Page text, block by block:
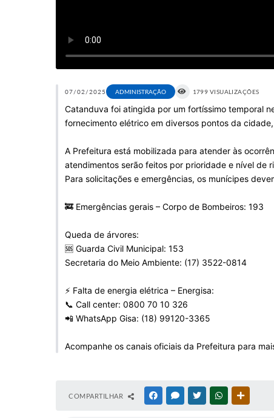
07/02/2025 ADMINISTRAÇÃO 1799 VISUALIZAÇÕES
Catanduva foi atingida por um fortíssimo temporal
fornecimento elétrico em diversos pontos da
A Prefeitura está mobilizada para atender às
atendimentos serão feitos por prioridade e nível de
Para solicitações e emergências, os munícipes
🚒 Emergências gerais – Corpo de Bombeiros: 193
Queda de árvores:
🆘 Guarda Civil Municipal: 153
Secretaria do Meio Ambiente: (17) 3522-0814
⚡ Falta de energia elétrica – Energisa:
📞 Call center: 0800 70 10 326
📲 WhatsApp Gisa: (18) 99120-3365
Acompanhe os canais oficiais da Prefeitura para
COMPARTILHAR FACEBOOKMESSENGER
TWITTERWHATSAPP